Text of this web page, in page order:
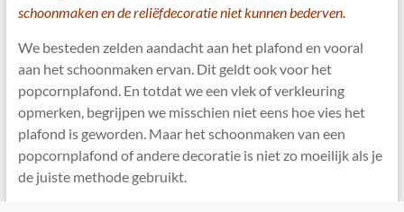
schoonmaken en de reliëfdecoratie niet kunnen bederven.
We besteden zelden aandacht aan het plafond en vooral
aan het schoonmaken ervan. Dit geldt ook voor het
popcornplafond. En totdat we een vlek of verkleuring
opmerken, begrijpen we misschien niet eens hoe vies het
plafond is geworden. Maar het schoonmaken van een
popcornplafond of andere decoratie is niet zo moeilijk als je
de juiste methode gebruikt.